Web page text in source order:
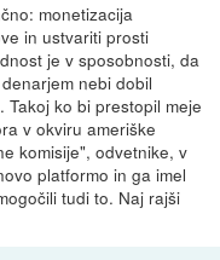
monetizacija
in ustvariti prosti
je v sposobnosti, da
nebi dobil
ko bi prestopil meje
v okviru ameriške
komisije", odvetnike, v
platformo in ga imel
tudi to. Naj rajši